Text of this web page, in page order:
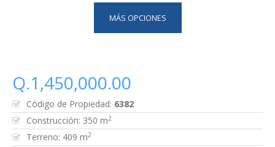
MÁS OPCIONES
Q.1,450,000.00
Código de Propiedad: 6382
Construcción: 350 m2
Terreno: 409 m2